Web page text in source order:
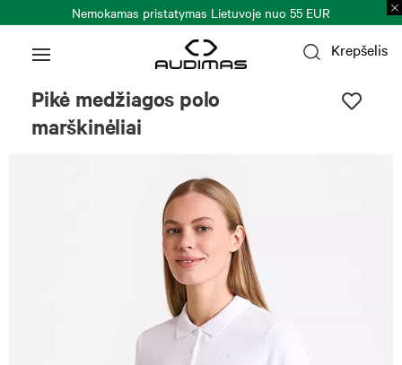
Nemokamas pristatymas Lietuvoje nuo 55 EUR
Krepšelis
Pikė medžiagos polo
marškinėliai